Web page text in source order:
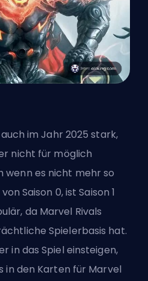
im Jahr 2025 stark,
nicht für möglich
wenn es nicht mehr so
Saison 0, ist Saison 1
da Marvel Rivals
Spielerbasis hat.
in das Spiel einsteigen,
in den Karten für Marvel